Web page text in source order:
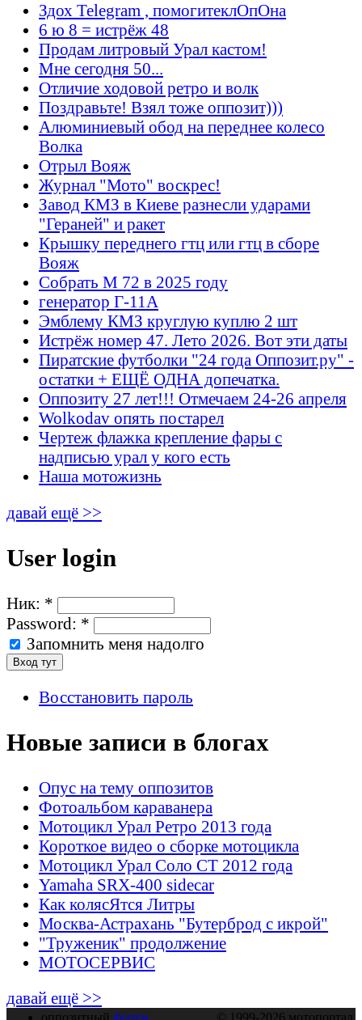
Здох Telegram , помогитеклОпОна
6 ю 8 = истрёж 48
Продам литровый Урал кастом!
Мне сегодня 50...
Отличие ходовой ретро и волк
Поздравьте! Взял тоже оппозит)))
Алюминиевый обод на переднее колесо
Волка
Отрыл Вояж
Журнал "Мото" воскрес!
Завод КМЗ в Киеве разнесли ударами
"Гераней" и ракет
Крышку переднего гтц или гтц в сборе
Вояж
Собрать М 72 в 2025 году
генератор Г-11А
Эмблему КМЗ круглую куплю 2 шт
Истрёж номер 47. Лето 2026. Вот эти даты
Пиратские футболки "24 года Оппозит.ру" -
остатки + ЕЩЁ ОДНА допечатка.
Оппозиту 27 лет!!! Отмечаем 24-26 апреля
Wolkodav опять постарел
Чертеж флажка крепление фары с
надписью урал у кого есть
Наша мотожизнь
давай ещё >>
User login
Ник: *
Password: *
Запомнить меня надолго
Восстановить пароль
Новые записи в блогах
Опус на тему оппозитов
Фотоальбом караванера
Мотоцикл Урал Ретро 2013 года
Короткое видео о сборке мотоцикла
Мотоцикл Урал Соло СТ 2012 года
Yamaha SRX-400 sidecar
Как колясЯтся Литры
Москва-Астрахань "Бутерброд с икрой"
"Труженик" продолжение
МОТОСЕРВИС
давай ещё >>